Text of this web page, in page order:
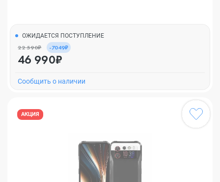
ОЖИДАЕТСЯ ПОСТУПЛЕНИЕ
22 590₽ -7049₽
46 990₽
Cообщить о наличии
АКЦИЯ